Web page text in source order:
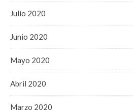
Julio 2020
Junio 2020
Mayo 2020
Abril 2020
Marzo 2020